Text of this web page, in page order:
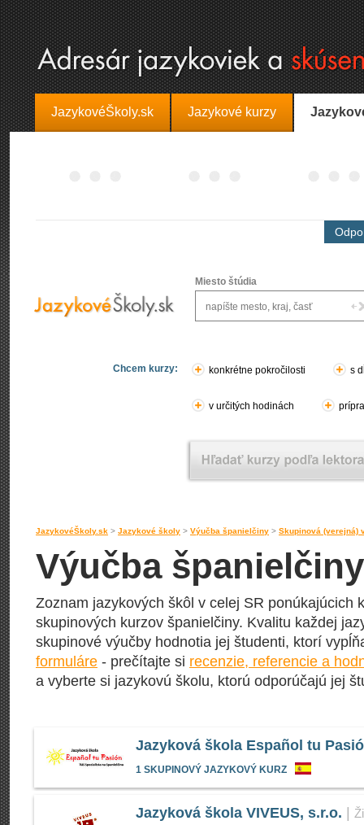
JazykovéŠkoly.sk Jazykové kurzy
Miesto štúdia
Chcem kurzy: konkrétne pokročilosti s
v určitých hodinách
JazykovéŠkoly.sk > Jazykové školy > Výučba španielčiny > Skupinová (verejná)
Výučba
Zoznam jazykových škôl v celej SR ponúkajúcich
skupinových kurzov španielčiny. Kvalitu každej
skupinové výučby hodnotia jej študenti, ktorí
formuláre - prečítajte si recenzie, referencie a
a vyberte si jazykovú školu, ktorú odporúčajú jej
Jazyková škola Español tu
1 SKUPINOVÝ JAZYKOVÝ KURZ
Jazyková škola VIVEUS, s.r.o.